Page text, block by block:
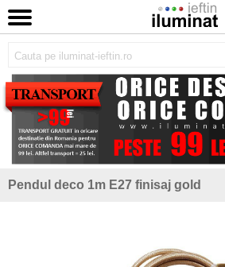
Pendul deco 1m E27 finisaj gold